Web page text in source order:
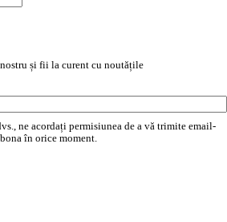
și fii la curent cu noutățile
ne acordați permisiunea de a vă trimite email-
în orice moment.